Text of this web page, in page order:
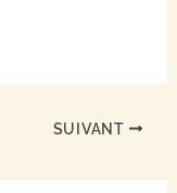
SUIVANT